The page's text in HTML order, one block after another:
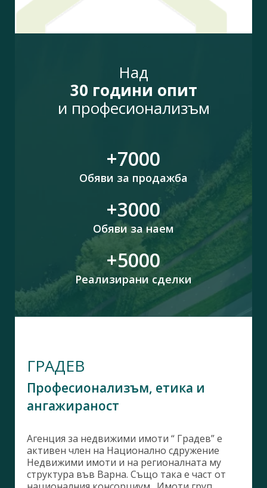
Над
30 години опит
и професионализъм
+7000
Обяви за продажба
+3000
Обяви за наем
+5000
Реализирани сделки
ГРАДЕВ
Професионализъм, етика и
ангажираност
Агенция за недвижими имоти “ Градев” е
активен член на Национално сдружение
Недвижими имоти и на регионалната му
структура във Варна. Също така е част от